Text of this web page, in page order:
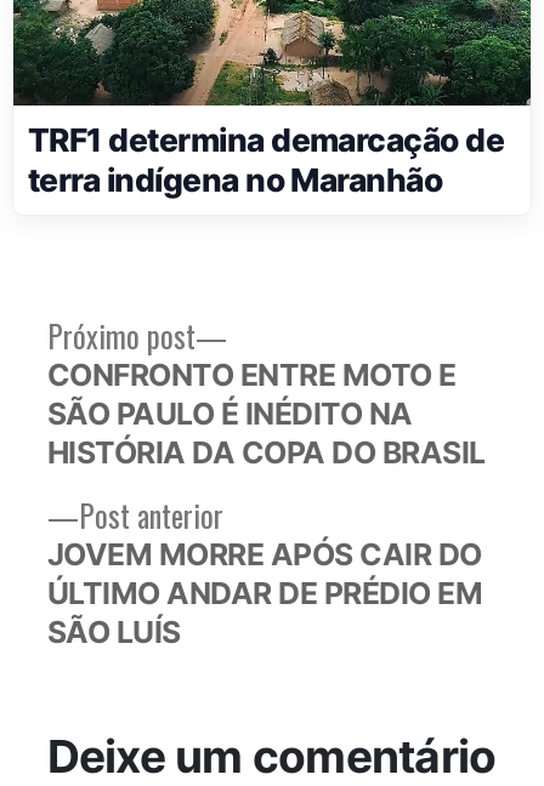
TRF1 determina demarcação de
terra indígena no Maranhão
Navegação
de
Post
Post anteriorPost
anterior:
JOVEM MORRE APÓS CAIR DO
ÚLTIMO ANDAR DE PRÉDIO EM
SÃO LUÍS
Próximo post
Próximo
post:
CONFRONTO ENTRE MOTO E
SÃO PAULO É INÉDITO NA
HISTÓRIA DA COPA DO BRASIL
Deixe um comentário